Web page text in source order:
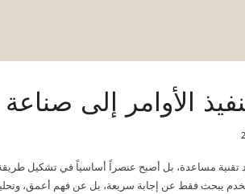
مساعدة، بل أصبح عنصراً أساسياً في تشكيل طريقة
يبحث فقط عن إجابة سريعة، بل عن فهم أعمق،